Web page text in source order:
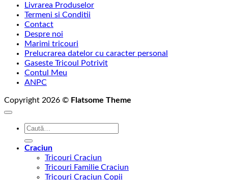
Livrarea Produselor
Termeni si Conditii
Contact
Despre noi
Marimi tricouri
Prelucrarea datelor cu caracter personal
Gaseste Tricoul Potrivit
Contul Meu
ANPC
Copyright 2026 © Flatsome Theme
Caută
Craciun
Tricouri Craciun
Tricouri Familie Craciun
Tricouri Craciun Copii